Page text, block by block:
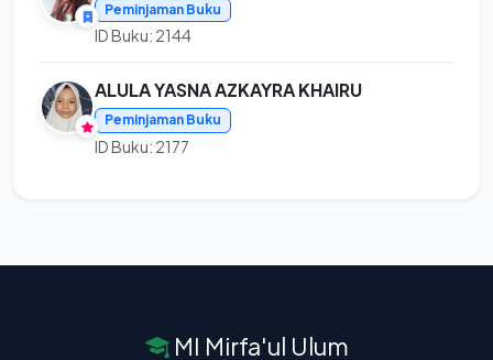
Peminjaman Buku
ID Buku: 2144
ALULA YASNA AZKAYRA KHAIRU
Peminjaman Buku
ID Buku: 2177
MI Mirfa'ul Ulum